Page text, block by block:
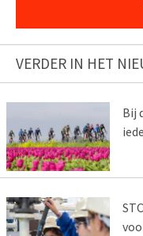
VERDER IN HET
Bij